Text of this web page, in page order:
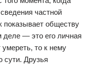
частной
показывает обществу
деле — это его личная
то к нему
сути. Друзья